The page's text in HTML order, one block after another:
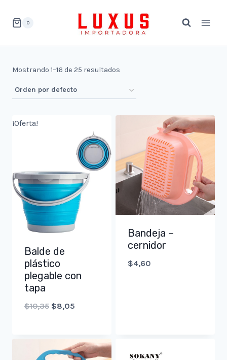
0
Mostrando 1–16 de 25 resultados
¡Oferta!
Balde de
plástico
plegable con
tapa
$10,35 Original
was:
$10,35.
$8,05
$8,05.
Bandeja –
cernidor
$4,60